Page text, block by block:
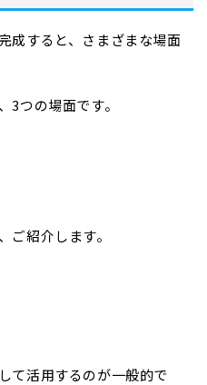
成すると、さまざまな場面
3つの場面です。
ご紹介します。
て活用するのが一般的で